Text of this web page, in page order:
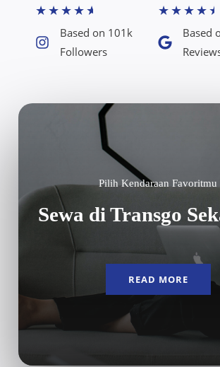
★★★★★
Based on 101k
Followers​
★★★★★
Based
Pilih Kendaraan Favoritmu
Sewa di Transgo
READ MORE